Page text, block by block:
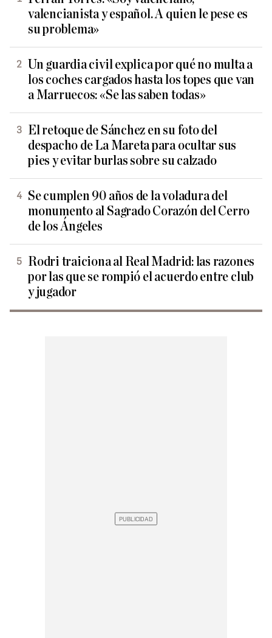
valencianista y español. A quien le pese es
su problema»
Un guardia civil explica por qué no multa a
los coches cargados hasta los topes que van
a Marruecos: «Se las saben todas»
El retoque de Sánchez en su foto del
despacho de La Mareta para ocultar sus
pies y evitar burlas sobre su calzado
Se cumplen 90 años de la voladura del
monumento al Sagrado Corazón del Cerro
de los Ángeles
Rodri traiciona al Real Madrid: las razones
por las que se rompió el acuerdo entre club
y jugador